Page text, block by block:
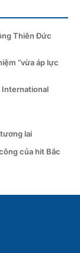
Thiên Đức
“vừa áp lực
International
lai
của hit Bắc